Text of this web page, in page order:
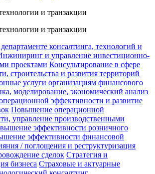
и транзакции
и транзакции
консалтинга, технологий и
и управление инвестиционно-
проектами Консультирование в сфере
строительства и развития территорий
услуги организациям финансового
моделирование, экономический анализ
эффективности и развитие
Повышение операционной
управление производственными
эффективности розничного
эффективности финансовой
/ поглощения и реструктуризация
сделок Стратегия и
бизнеса Страховые и актуарные